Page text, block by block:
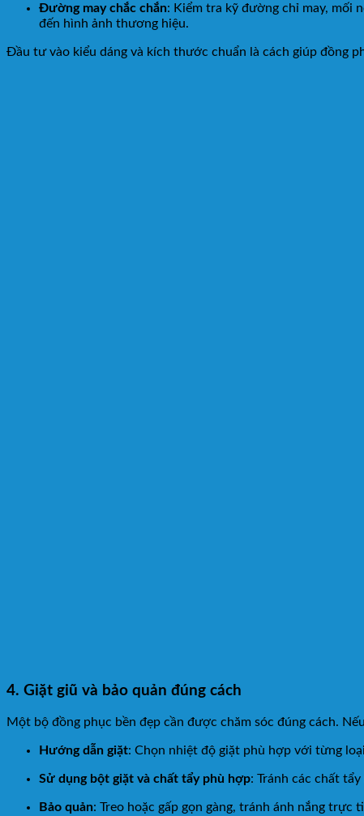
Đường may chắc chắn: Kiểm tra kỹ đường chỉ may, mối
đến hình ảnh thương hiệu.
Đầu tư vào kiểu dáng và kích thước chuẩn là cách giúp đồng
4. Giặt giũ và bảo quản đúng cách
Một bộ đồng phục bền đẹp cần được chăm sóc đúng cách.
Hướng dẫn giặt: Chọn nhiệt độ giặt phù hợp với từng
Sử dụng bột giặt và chất tẩy phù hợp: Tránh các chất
Bảo quản: Treo hoặc gấp gọn gàng, tránh ánh nắng